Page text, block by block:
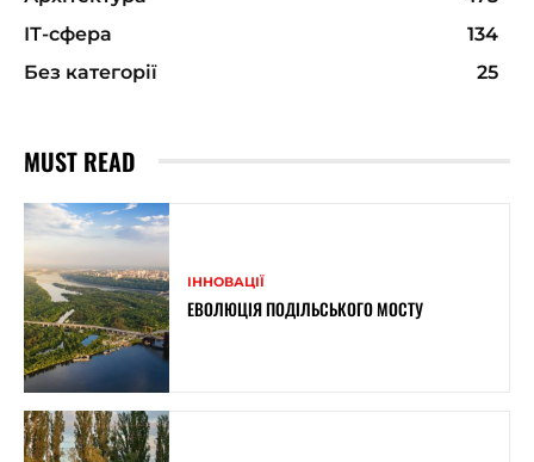
ІТ-сфера
134
Без категорії
25
MUST READ
ІННОВАЦІЇ
ЕВОЛЮЦІЯ ПОДІЛЬСЬКОГО МОСТУ